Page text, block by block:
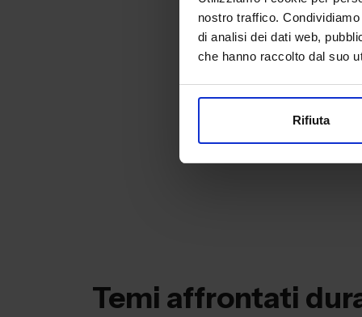
nostro traffico.
di analisi dei dati web,
che hanno raccolto dal suo
Rifiuta
Temi affrontati